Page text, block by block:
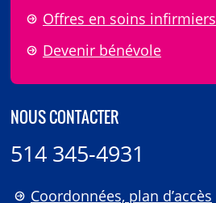
Offres en soins infirmiers
Devenir bénévole
NOUS CONTACTER
514 345-4931
Coordonnées, plan d’accès